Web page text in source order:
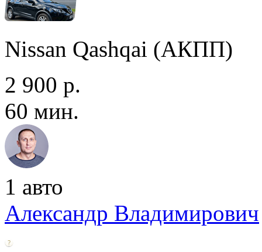
Nissan Qashqai (АКПП)
2 900 р.
60 мин.
1 авто
Александр Владимирович